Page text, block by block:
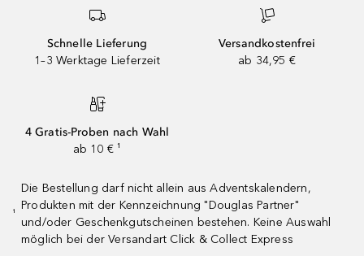
Schnelle Lieferung
1–3 Werktage Lieferzeit
Versandkostenfrei
ab 34,95 €
4 Gratis-Proben nach Wahl
ab 10 € ¹
¹
Die Bestellung darf nicht allein aus Adventskalendern,
Produkten mit der Kennzeichnung "Douglas Partner"
und/oder Geschenkgutscheinen bestehen. Keine Auswahl
möglich bei der Versandart Click & Collect Express